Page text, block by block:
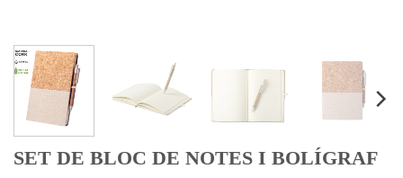
SET DE BLOC DE NOTES I BOLÍGRAF